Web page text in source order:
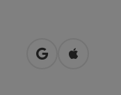
in Googlein Apple